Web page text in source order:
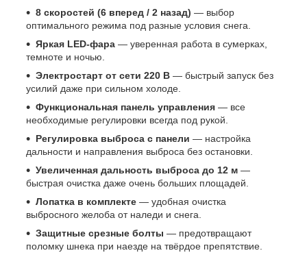
8 скоростей (6 вперед / 2 назад) — выбор
оптимального режима под разные условия снега.
Яркая LED-фара — уверенная работа в сумерках,
темноте и ночью.
Электростарт от сети 220 В — быстрый запуск без
усилий даже при сильном холоде.
Функциональная панель управления — все
необходимые регулировки всегда под рукой.
Регулировка выброса с панели — настройка
дальности и направления выброса без остановки.
Увеличенная дальность выброса до 12 м —
быстрая очистка даже очень больших площадей.
Лопатка в комплекте — удобная очистка
выбросного желоба от наледи и снега.
Защитные срезные болты — предотвращают
поломку шнека при наезде на твёрдое препятствие.